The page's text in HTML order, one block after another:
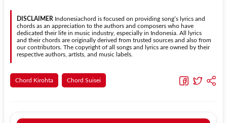
dipelajari oleh pemula tanpa menghilangkan struktur dasar lagu.
DISCLAIMER Indonesiachord is focused on providing song’s lyrics and
chords as an appreciation to the authors and composers who have
dedicated their life in music industry, especially in Indonesia. All lyrics
and their chords are originally derived from trusted sources and also from
our contributors. The copyright of all songs and lyrics are owned by their
respective authors, artists, and music labels.
Chord Kirohta Chord Suisei